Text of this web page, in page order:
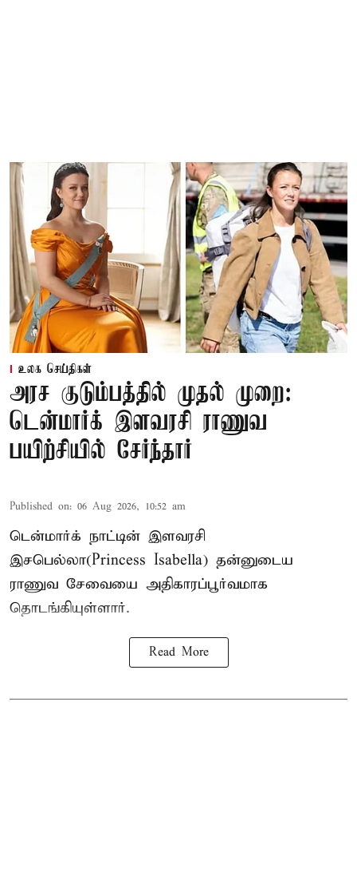
உலக செய்திகள்
அரச குடும்பத்தில் முதல் முறை:
டென்மார்க் இளவரசி ராணுவ
பயிற்சியில் சேர்ந்தார்
Published on: 06 Aug 2026, 10:52 am
டென்மார்க் நாட்டின் இளவரசி
இசபெல்லா(Princess Isabella) தன்னுடைய
ராணுவ சேவையை அதிகாரப்பூர்வமாக
தொடங்கியுள்ளார்.
Read More